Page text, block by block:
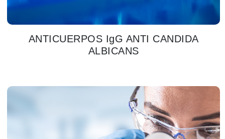
ANTICUERPOS IgG ANTI CANDIDA
ALBICANS